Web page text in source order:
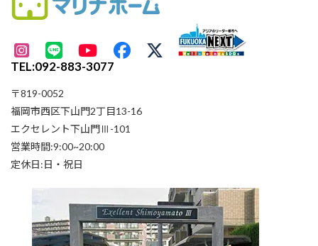
TEL:092-883-3077
〒819-0052
福岡市西区下山門2丁目13-16
エクセレント下山門Ⅲ-101
営業時間:9:00~20:00
定休日:日・祝日